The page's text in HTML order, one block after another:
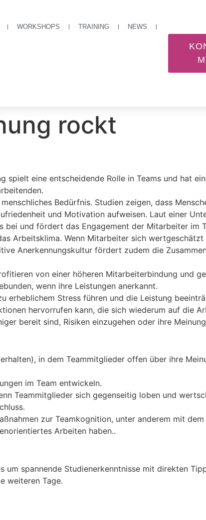
WORKSHOPS TRAINING NEWS
rockt
spielt eine entscheidende Rolle in Teams und hat
Bedürfnis. Studien zeigen, dass
und Motivation aufweisen. Laut einer
und fördert das Engagement der Mitarbeiter im
Arbeitsklima. Wenn Mitarbeiter sich wertgeschätzt
Anerkennungskultur fördert zudem die
von einer höheren Mitarbeiterbindung und
wenn ihre Leistungen anerkannt.
erheblichem Stress führen und die Leistung
hervorrufen kann, die sich wiederum auf die
bereit sind, Risiken einzugehen oder ihre
in dem Teammitglieder offen über ihre
im Team entwickeln.
Teammitglieder sich gegenseitig loben und
zur Teamkognition, unter anderem mit dem
Arbeiten haben..
um spannende Studienerkenntnisse mit direkten
weiteren Tage.